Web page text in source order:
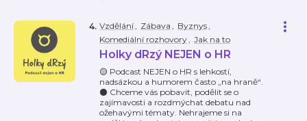
Vzdělání, Zábava , Byznys,
Komediální rozhovory, Jak na to
Holky dRzý NEJEN o HR
🟡 Podcast NEJEN o HR s lehkostí,
nadsázkou a humorem často „na hraně“.
⚫️ Chceme vás pobavit, podělit se o
zajímavosti a rozdmýchat debatu nad
ožehavými tématy. Nehrajeme si na
4.